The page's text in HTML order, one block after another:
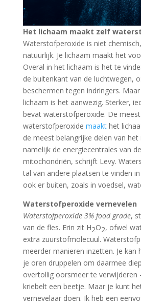
Het lichaam maakt zelf
Waterstofperoxide is niet
natuurlijk. Je lichaam maakt het
Overal in het lichaam is het te
de buitenkant van de luchtwegen,
beschermen tegen indringers.
lichaam is het aanwezig. Sterker,
bevat waterstofperoxide. De
waterstofperoxide maakthet
de meest belangrijke delen van
namelijk de energiecentrales van
mitochondriën, schrijft Levy.
tal van andere plaatsen te vinden
ook er buiten, zoals in voedsel,
Waterstofperoxide vernevelen
Waterstofperoxide 3% food grade,
van de fles. Erin zit H2O2, ofwel
extra zuurstofmolecuul.
meerder manieren inzetten. Je kan
je oren druppelen om daarmee
overtollig oorsmeer te verwijderen
kriebelt een beetje. Maar je kunt
vernevelaar doen. Ik heb een